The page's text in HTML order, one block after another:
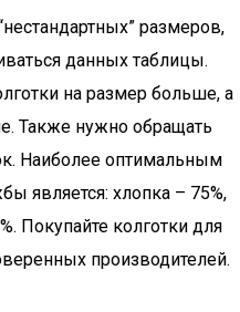
размеров,
данных таблицы.
на размер больше, а
Также нужно обращать
Наиболее оптимальным
является: хлопка – 75%,
Покупайте колготки для
производителей.